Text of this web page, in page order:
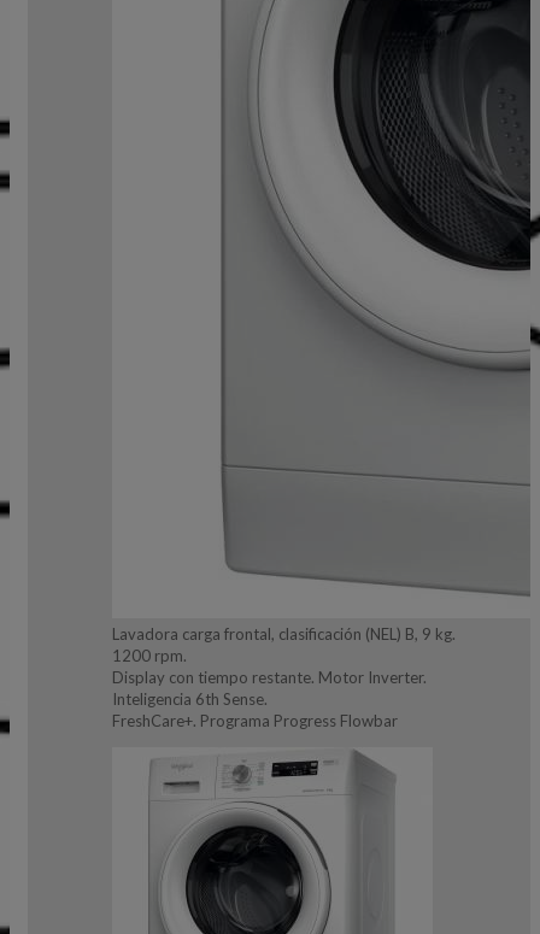
Lavadora carga frontal, clasificación (NEL) B, 9 kg.
1200 rpm.
Display con tiempo restante. Motor Inverter.
Inteligencia 6th Sense.
FreshCare+. Programa Progress Flowbar